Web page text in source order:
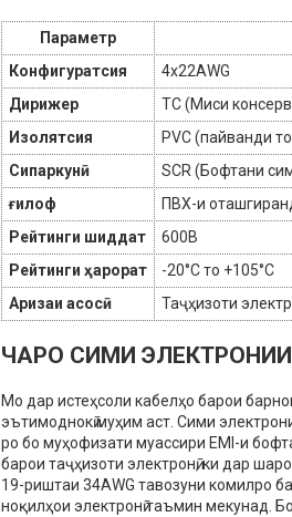
Параметр
Конфигуратсия
4x22AWG
Дирижер
TC (Миси
Изолятсия
PVC (пайванди
Сипаркунӣ
SCR (Бофтани
ғилоф
ПВХ-и
Рейтинги шиддат
600В
Рейтинги ҳарорат
-20°C то +105°C
Аризаи асосӣ
Таҷҳизоти
ЧАРО СИМИ
Мо дар истеҳсоли кабелҳо барои
эътимоднокӣ муҳим аст. Сими
ро бо муҳофизати муассири EMI-и
барои таҷҳизоти электронӣ, ки дар
19-риштаи 34AWG тавозуни комилро
ноқилҳои электронӣ таъмин мекунад.